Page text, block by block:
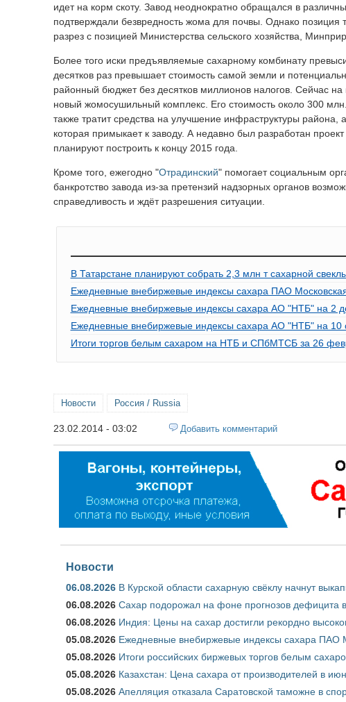
идет на корм скоту. Завод неоднократно обращался в
подтверждали безвредность жома для почвы. Однако позиция
разрез с позицией Министерства сельского хозяйства,
Более того иски предъявляемые сахарному комбинату
десятков раз превышает стоимость самой земли и
районный бюджет без десятков миллионов налогов. Сейчас
новый жомосушильный комплекс. Его стоимость около 300
также тратит средства на улучшение инфраструктуры
которая примыкает к заводу. А недавно был разработан
планируют построить к концу 2015 года.
Кроме того, ежегодно "Отрадинский" помогает социальным
банкротство завода из-за претензий надзорных органов
справедливость и ждёт разрешения ситуации.
В Татарстане планируют собрать 2,3 млн т сахарной
Ежедневные внебиржевые индексы сахара ПАО
Ежедневные внебиржевые индексы сахара АО "НТБ" на 2
Ежедневные внебиржевые индексы сахара АО "НТБ" на 10
Итоги торгов белым сахаром на НТБ и СПбМТСБ за 26
Новости Россия / Russia
23.02.2014 - 03:02 Добавить комментарий
Новости
06.08.2026 В Курской области сахарную свёклу начнут
06.08.2026 Сахар подорожал на фоне прогнозов дефицита
06.08.2026 Индия: Цены на сахар достигли рекордно
05.08.2026 Ежедневные внебиржевые индексы сахара ПАО
05.08.2026 Итоги российских биржевых торгов белым
05.08.2026 Казахстан: Цена сахара от производителей в
05.08.2026 Апелляция отказала Саратовской таможне в